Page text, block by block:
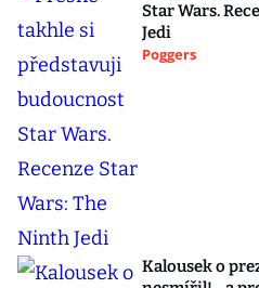
Star Wars.
Jedi
Poggers
Kalousek o